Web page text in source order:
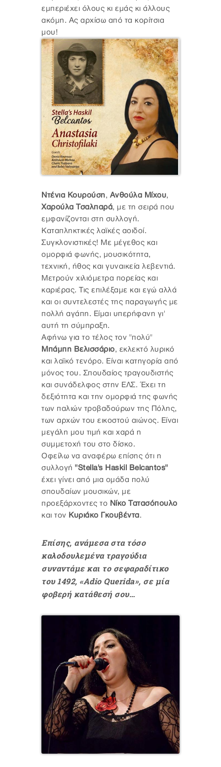
εμπεριέχει όλους κι εμάς κι άλλους
ακόμη. Ας αρχίσω από τα κορίτσια
μου!
Ντένια Κουρούση, Ανθούλα Μίχου,
Χαρούλα Τσαλπαρά, με τη σειρά που
εμφανίζονται στη συλλογή.
Καταπληκτικές λαϊκές αοιδοί.
Συγκλονιστικές! Με μέγεθος και
ομορφιά φωνής, μουσικότητα,
τεχνική, ήθος και γυναικεία λεβεντιά.
Μετρούν χιλιόμετρα πορείας και
καριέρας. Τις επιλέξαμε και εγώ αλλά
και οι συντελεστές της παραγωγής με
πολλή αγάπη. Είμαι υπερήφανη γι'
αυτή τη σύμπραξη.
Αφήνω για το τέλος τον "πολύ"
Μπάμπη Βελισσάριο, εκλεκτό λυρικό
και λαϊκό τενόρο. Είναι κατηγορία από
μόνος του. Σπουδαίος τραγουδιστής
και συνάδελφος στην ΕΛΣ. Έχει τη
δεξιότητα και την ομορφιά της φωνής
των παλιών τροβαδούρων της Πόλης,
των αρχών του εικοστού αιώνος. Είναι
μεγάλη μου τιμή και χαρά η
συμμετοχή του στο δίσκο.
Οφείλω να αναφέρω επίσης ότι η
συλλογή "Stella's Haskil Belcantos"
έχει γίνει από μια ομάδα πολύ
σπουδαίων μουσικών, με
προεξάρχοντες το Νίκο Τατασόπουλο
και τον Κυριάκο Γκουβέντα.
Επίσης, ανάμεσα στα τόσο
καλοδουλεμένα τραγούδια
συναντάμε και το σεφαραδίτικο
του 1492, «Adio Querida», σε μία
φοβερή κατάθεσή σου…